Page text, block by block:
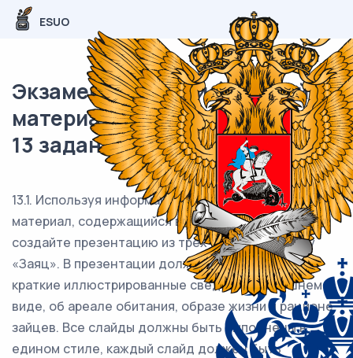
ESUO
Экзаменационный (типовой)
материал ОГЭ / Информатика /
13 задание / 25
13.1. Используя информацию и иллюстративный
материал, содержащийся в каталоге «Заяц»,
создайте презентацию из трёх слайдов на тему
«Заяц». В презентации должны содержаться
краткие иллюстрированные сведения о внешнем
виде, об ареале обитания, образе жизни и рационе
зайцев. Все слайды должны быть выполнены в
едином стиле, каждый слайд должен быть